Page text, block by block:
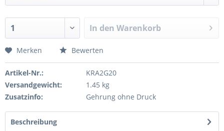
In den Warenkorb
Merken Bewerten
Artikel-Nr.:
KRA2G20
Versandgewicht:
1.45 kg
Zusatzinfo:
Gehrung ohne Druck
Beschreibung